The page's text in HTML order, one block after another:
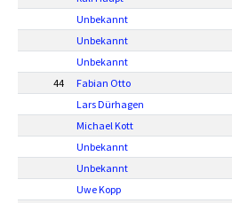
Unbekannt
Unbekannt
Unbekannt
44
Fabian Otto
Lars Dürhagen
Michael Kott
Unbekannt
Unbekannt
Uwe Kopp